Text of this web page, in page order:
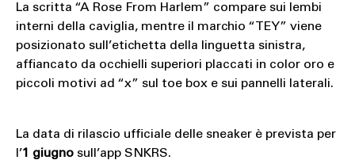
La scritta “A Rose From Harlem” compare sui lembi
interni della caviglia, mentre il marchio “TEY” viene
posizionato sull’etichetta della linguetta sinistra,
affiancato da occhielli superiori placcati in color oro e
piccoli motivi ad “x” sul toe box e sui pannelli laterali.
La data di rilascio ufficiale delle sneaker è prevista per
l’1 giugnosull’app SNKRS.